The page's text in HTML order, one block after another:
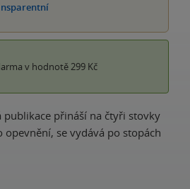
v hodnotě 299 Kč
publikace přináší na čtyři stovky
se vydává po stopách